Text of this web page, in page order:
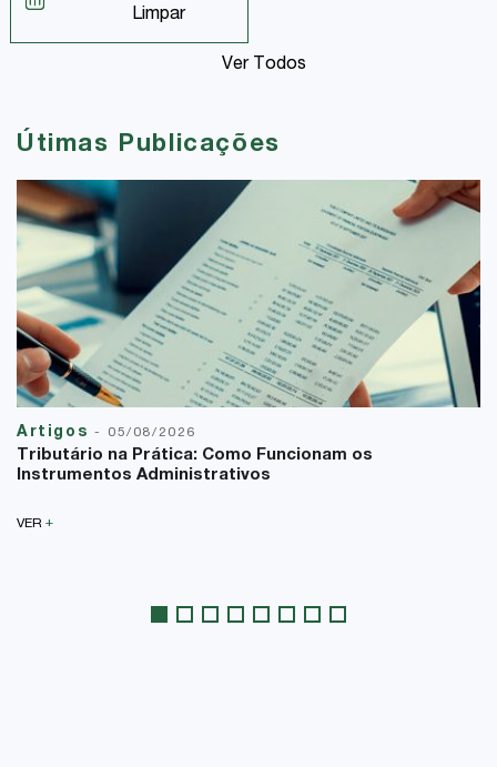
Limpar
Ver Todos
Útimas Publicações
Artigos - 05/08/2026
Tributário na Prática: Como Funcionam os
Instrumentos Administrativos
VER +